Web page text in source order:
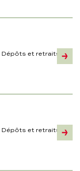
Dépôts et retraits
Dépôts et retraits